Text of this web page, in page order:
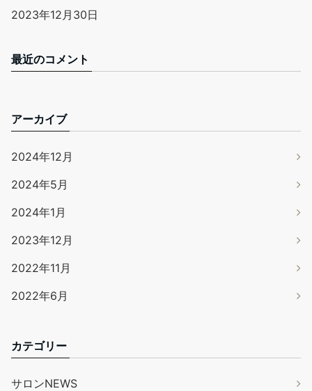
2023年12月30日
最近のコメント
アーカイブ
2024年12月
2024年5月
2024年1月
2023年12月
2022年11月
2022年6月
カテゴリー
サロンNEWS